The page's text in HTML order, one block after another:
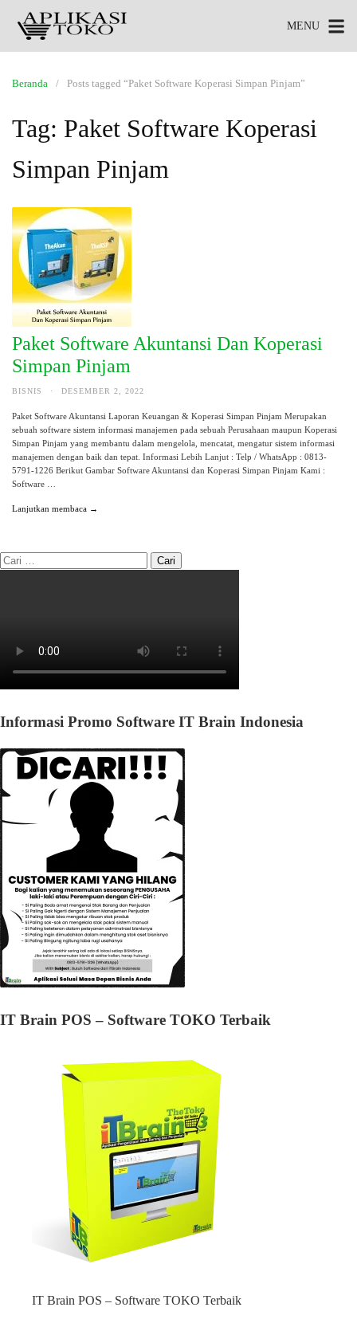
MENU
Beranda Posts tagged “Paket Software Koperasi Simpan Pinjam”
Tag: Paket Software Koperasi
Simpan Pinjam
Paket Software Akuntansi Dan Koperasi
Simpan Pinjam
BISNIS · DESEMBER 2, 2022
Paket Software Akuntansi Laporan Keuangan & Koperasi Simpan Pinjam Merupakan
sebuah software sistem informasi manajemen pada sebuah Perusahaan maupun Koperasi
Simpan Pinjam yang membantu dalam mengelola, mencatat, mengatur sistem informasi
manajemen dengan baik dan tepat. Informasi Lebih Lanjut : Telp / WhatsApp : 0813-
5791-1226 Berikut Gambar Software Akuntansi dan Koperasi Simpan Pinjam Kami :
Software …
Lanjutkan membaca →
Informasi Promo Software IT Brain Indonesia
IT Brain POS – Software TOKO Terbaik
IT Brain POS – Software TOKO Terbaik